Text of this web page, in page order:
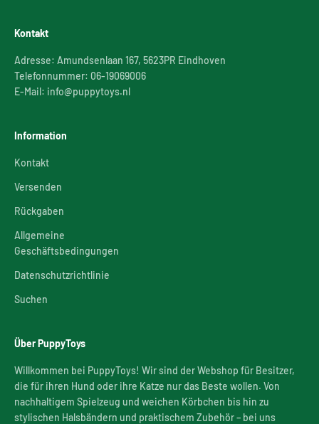
Kontakt
Adresse: Amundsenlaan 167, 5623PR Eindhoven
Telefonnummer: 06-19069006
E-Mail: info@puppytoys.nl
Information
Kontakt
Versenden
Rückgaben
Allgemeine
Geschäftsbedingungen
Datenschutzrichtlinie
Suchen
Über PuppyToys
Willkommen bei PuppyToys! Wir sind der Webshop für Besitzer,
die für ihren Hund oder ihre Katze nur das Beste wollen. Von
nachhaltigem Spielzeug und weichen Körbchen bis hin zu
stylischen Halsbändern und praktischem Zubehör – bei uns